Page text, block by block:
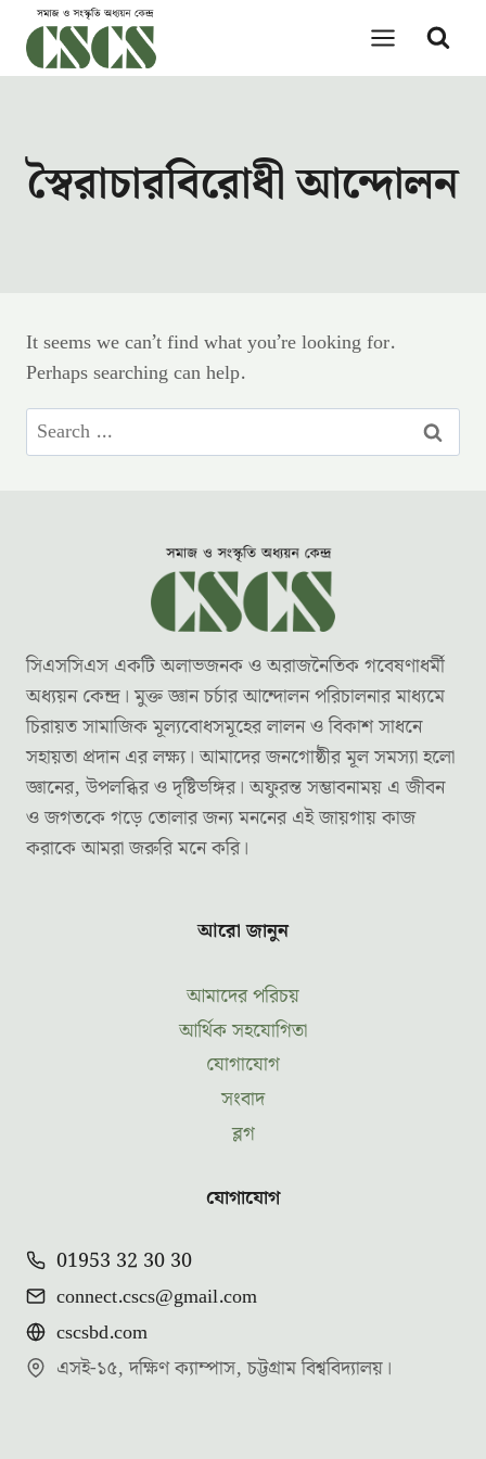
content
স্বৈরাচারবিরোধী আন্দোলন
It seems we can’t find what you’re looking for.
Perhaps searching can help.
Search
for:
সিএসসিএস একটি অলাভজনক ও অরাজনৈতিক গবেষণাধর্মী
অধ্যয়ন কেন্দ্র। মুক্ত জ্ঞান চর্চার আন্দোলন পরিচালনার মাধ্যমে
চিরায়ত সামাজিক মূল্যবোধসমূহের লালন ও বিকাশ সাধনে
সহায়তা প্রদান এর লক্ষ্য। আমাদের জনগোষ্ঠীর মূল সমস্যা হলো
জ্ঞানের, উপলব্ধির ও দৃষ্টিভঙ্গির। অফুরন্ত সম্ভাবনাময় এ জীবন
ও জগতকে গড়ে তোলার জন্য মননের এই জায়গায় কাজ
করাকে আমরা জরুরি মনে করি।
আরো জানুন
আমাদের পরিচয়
আর্থিক সহযোগিতা
যোগাযোগ
সংবাদ
ব্লগ
যোগাযোগ
01953 32 30 30
connect.cscs@gmail.com
cscsbd.com
এসই-১৫, দক্ষিণ ক্যাম্পাস, চট্টগ্রাম বিশ্ববিদ্যালয়।